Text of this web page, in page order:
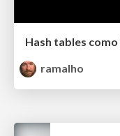
Hash tables
ramalho